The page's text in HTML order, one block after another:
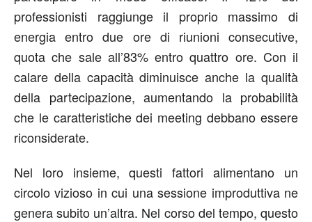
professionisti raggiunge il proprio massimo di
energia entro due ore di riunioni consecutive,
quota che sale all’83% entro quattro ore. Con il
calare della capacità diminuisce anche la qualità
della partecipazione, aumentando la probabilità
che le caratteristiche dei meeting debbano essere
riconsiderate.
Nel loro insieme, questi fattori alimentano un
circolo vizioso in cui una sessione improduttiva ne
genera subito un’altra. Nel corso del tempo, questo